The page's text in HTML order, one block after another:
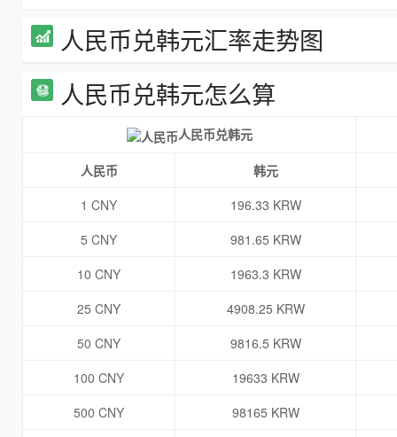
人民币兑韩元汇率走势图
人民币兑韩元怎么算
人民币兑韩元
人民币
韩元
1 CNY
196.33 KRW
5 CNY
981.65 KRW
10 CNY
1963.3 KRW
25 CNY
4908.25 KRW
50 CNY
9816.5 KRW
100 CNY
19633 KRW
500 CNY
98165 KRW